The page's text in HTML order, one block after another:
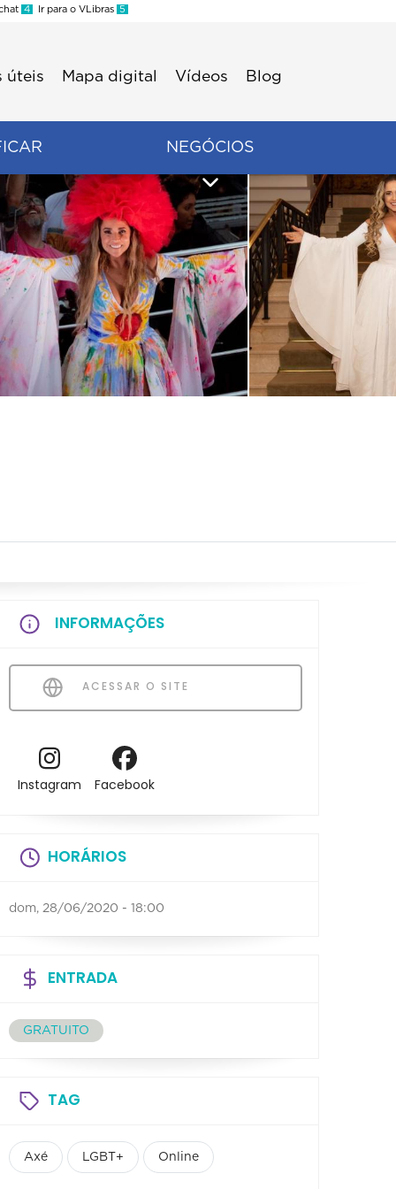
4 Ir para o VLibras 5
úteis Mapa digital Vídeos Blog
NEGÓCIOS
INFORMAÇÕES
ACESSAR O SITE
Instagram Facebook
HORÁRIOS
dom, 28/06/2020 - 18:00
ENTRADA
GRATUITO
TAG
Axé LGBT+ Online